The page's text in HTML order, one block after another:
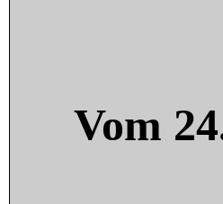
Vom